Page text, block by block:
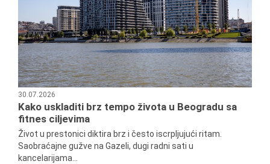
30.07.2026
Kako uskladiti brz tempo života u Beogradu sa
fitnes ciljevima
Život u prestonici diktira brz i često iscrpljujući ritam.
Saobraćajne gužve na Gazeli, dugi radni sati u
kancelarijama...